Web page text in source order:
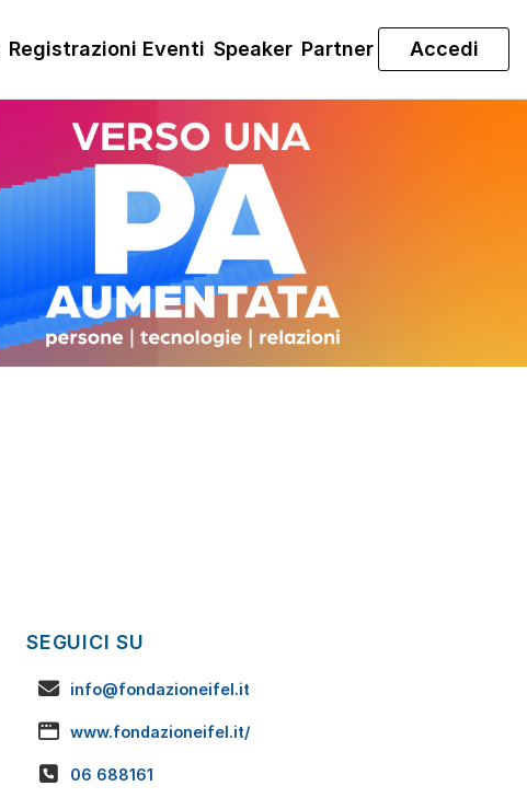
Registrazioni Eventi Speaker Partner Accedi
SEGUICI SU
info@fondazioneifel.it
www.fondazioneifel.it/
06 688161